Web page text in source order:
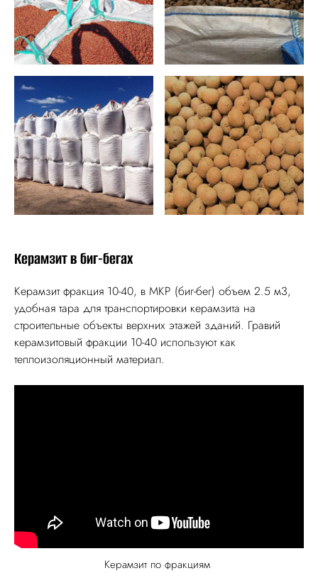
Керамзит в биг-бегах
Керамзит фракция 10-40, в МКР (биг-бег) объем 2.5 м3,
удобная тара для транспортировки керамзита на
строительные объекты верхних этажей зданий. Гравий
керамзитовый фракции 10-40 используют как
теплоизоляционный материал.
Керамзит по фракциям